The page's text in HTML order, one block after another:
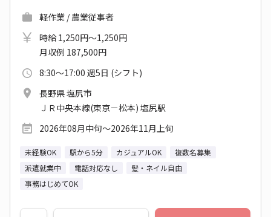
軽作業 / 農業従事者
時給 1,250円～1,250円
月収例 187,500円
8:30～17:00 週5日 (シフト)
長野県 塩尻市
ＪＲ中央本線(東京－松本) 塩尻駅
2026年08月中旬～2026年11月上旬
未経験OK 駅から5分 カジュアルOK
複数名募集
派遣就業中
電話対応なし
髪・ネイル自由
事務はじめてOK